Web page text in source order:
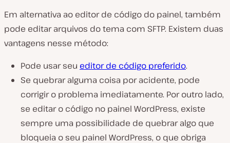
Em alternativa ao editor de código do painel, também
pode editar arquivos do tema com SFTP. Existem duas
vantagens nesse método:
Pode usar seu editor de código preferido.
Se quebrar alguma coisa por acidente, pode
corrigir o problema imediatamente. Por outro lado,
se editar o código no painel WordPress, existe
sempre uma possibilidade de quebrar algo que
bloqueia o seu painel WordPress, o que obriga